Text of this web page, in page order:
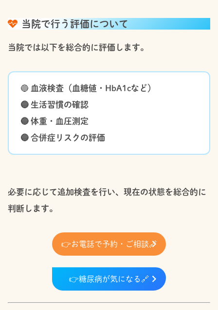
当院で行う評価について
当院では以下を総合的に評価します。
🔵 血液検査（血糖値・HbA1cなど）
🔵 生活習慣の確認
🔵 体重・血圧測定
🔵 合併症リスクの評価
必要に応じて追加検査を行い、現在の状態を総合的に
判断します。
👉お電話で予約・ご相談🔗
👉糖尿病が気になる 🔗